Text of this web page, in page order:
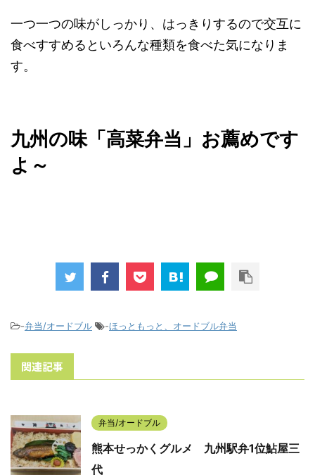
一つ一つの味がしっかり、はっきりするので交互に
食べすすめるといろんな種類を食べた気になりま
す。
九州の味「高菜弁当」お薦めです
よ～
-弁当/オードブル -ほっともっと、オードブル弁当
関連記事
弁当/オードブル
熊本せっかくグルメ 九州駅弁1位鮎屋三
代